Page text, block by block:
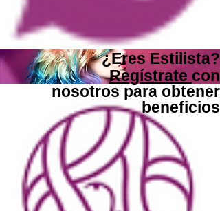
¿Eres Estilista?
Regístrate con
nosotros para obtener
beneficios